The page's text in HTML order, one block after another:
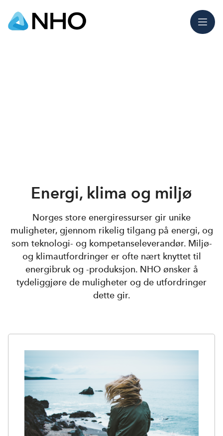
Meny
Energi, klima og miljø
Norges store energiressurser gir unike
muligheter, gjennom rikelig tilgang på energi, og
som teknologi- og kompetanseleverandør. Miljø-
og klimautfordringer er ofte nært knyttet til
energibruk og -produksjon. NHO ønsker å
tydeliggjøre de muligheter og de utfordringer
dette gir.